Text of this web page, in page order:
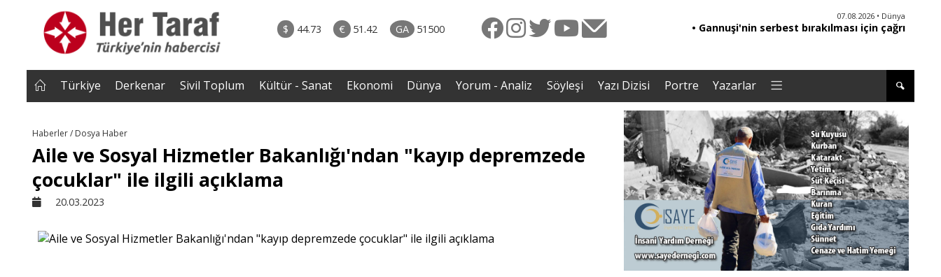
$ 44.73 € 51.42 GA 51500
• Türkiye, Pakistan ve Suudi Arabistan imzayı attı!
Mekke Anlaşması yürürlüğe girdi
07.08.2026 • Dünya
• Gannuşi'nin serbest bırakılması için çağrı
06.08.2026 • Yorum - Analiz
• Ebeveynliğin Kalbi: Duygusal Zekâ ile Çocuk
Türkiye Derkenar Sivil Toplum Kültür - Sanat Ekonomi Dünya Yorum - Analiz Söyleşi Yazı Dizisi Portre Yazarlar
Haberler / Dosya Haber
Aile ve Sosyal Hizmetler Bakanlığı'ndan "kayıp depremzede
çocuklar" ile ilgili açıklama
20.03.2023